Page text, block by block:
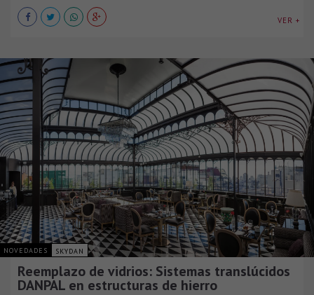
VER +
NOVEDADES SKYDAN
Reemplazo de vidrios: Sistemas translúcidos
DANPAL en estructuras de hierro